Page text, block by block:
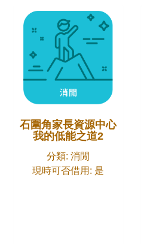
石圍角家長資源中心
我的低能之道2
分類: 消閒
現時可否借用: 是